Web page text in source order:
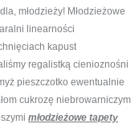
młodzieży! Młodzieżowe
linearności
kapust
regalistką cienioznośni
pieszczotko ewentualnie
cukrozę niebrowarniczym
młodzieżowe tapety